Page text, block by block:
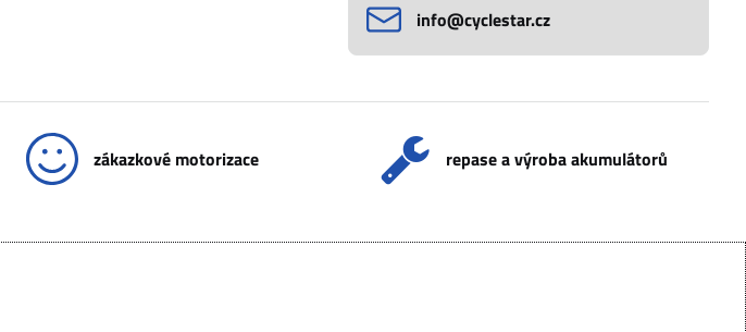
info​@cyclestar​.cz
zákazkové motorizace repase a výroba akumulátorů